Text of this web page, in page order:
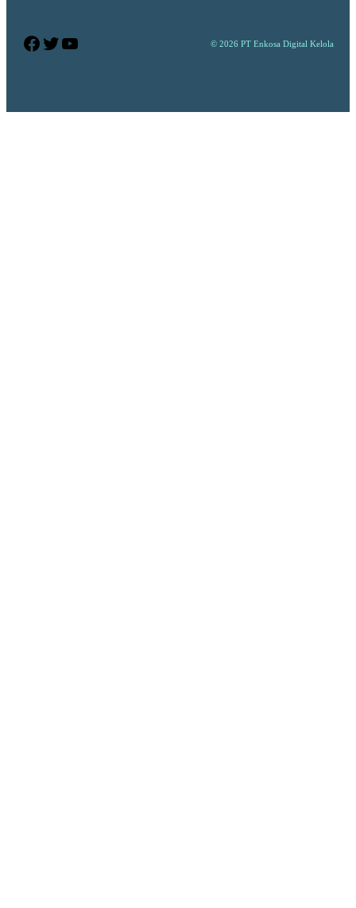
Facebook
Twitter
YouTube © 2026 PT Enkosa Digital Kelola